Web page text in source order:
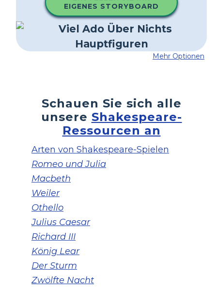
EIGENES STORYBOARD
Mehr Optionen
Schauen Sie sich alle
unsere Shakespeare-
Ressourcen an
Arten von Shakespeare-Spielen
Romeo und Julia
Macbeth
Weiler
Othello
Julius Caesar
Richard III
König Lear
Der Sturm
Zwölfte Nacht